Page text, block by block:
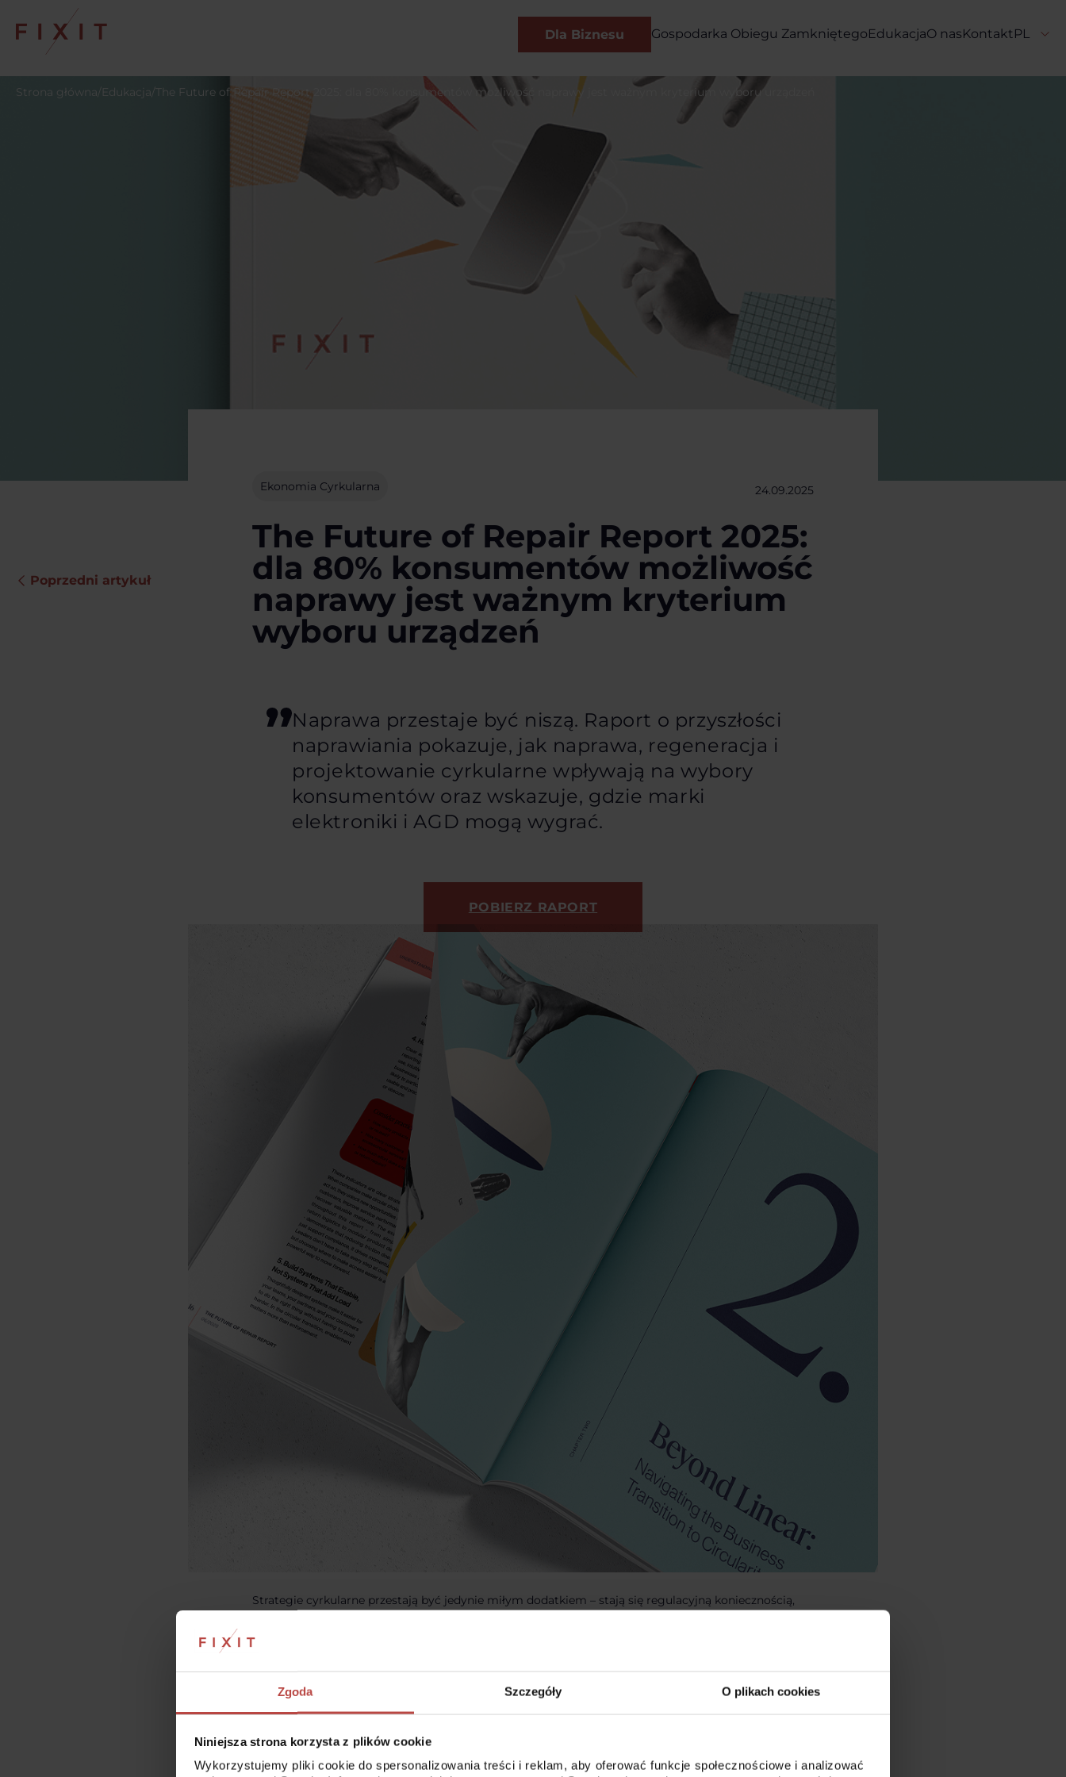
Zgoda Szczegóły O plikach cookies
Niniejsza strona korzysta z plików cookie
Wykorzystujemy pliki cookie do spersonalizowania treści i reklam, aby oferować funkcje społecznościowe i analizować
Dla Biznesu Gospodarka Obiegu ZamkniętegoEdukacjaO nasKontakt
Strona główna/Edukacja/The Future of Repair Report 2025: dla 80% konsumentów możliwość naprawy jest ważnym kryterium wyboru urządzeń
Poprzedni artykuł
Ekonomia Cyrkularna 24.09.2025
The Future of Repair Report 2025:
dla 80% konsumentów możliwość
naprawy jest ważnym kryterium
wyboru urządzeń
Naprawa przestaje być niszą. Raport o przyszłości
naprawiania pokazuje, jak naprawa, regeneracja i
projektowanie cyrkularne wpływają na wybory
konsumentów oraz wskazuje, gdzie marki
elektroniki i AGD mogą wygrać.
POBIERZ RAPORT
Strategie cyrkularne przestają być jedynie miłym dodatkiem – stają się regulacyjną koniecznością,
NAJWAŻNIEJSZE WNIOSKI
• Możliwość naprawy ma istotne znaczenie przy zakupie: dla 80% konsumentów możliwość naprawy
jest ważnym kryterium przy wyborze urządzenia.
• Drugi obieg rośnie: coraz więcej osób akceptuje urządzenia używane/po profesjonalnym